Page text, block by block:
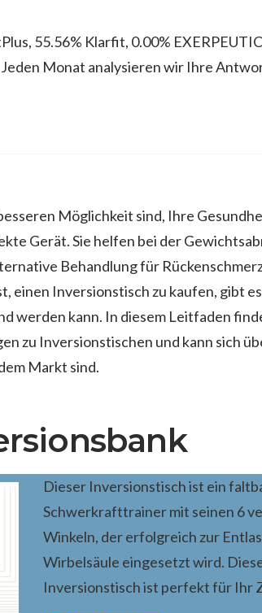
55.56% Klarfit, 0.00%
Monat analysieren wir Ihre
Möglichkeit sind, Ihre
Gerät. Sie helfen bei der
Behandlung für
einen Inversionstisch zu kaufen, gibt
werden kann. In diesem Leitfaden
zu Inversionstischen und kann sich
Markt sind.
Dieser Inversionstisch ist ein
Schwerkrafttrainer mit seinen 6
Winkeln, der erfolgreich zur
Wirbelsäule eingesetzt wird.
Inversionstisch ist perfekt für Ihr